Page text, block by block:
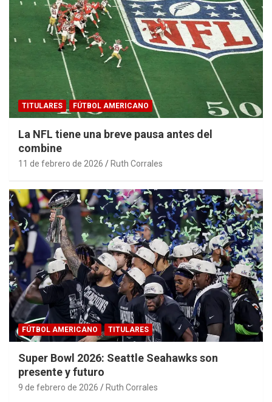
TITULARES FÚTBOL AMERICANO
La NFL tiene una breve pausa antes del
combine
11 de febrero de 2026 Ruth Corrales
FÚTBOL AMERICANO TITULARES
Super Bowl 2026: Seattle Seahawks son
presente y futuro
9 de febrero de 2026 Ruth Corrales